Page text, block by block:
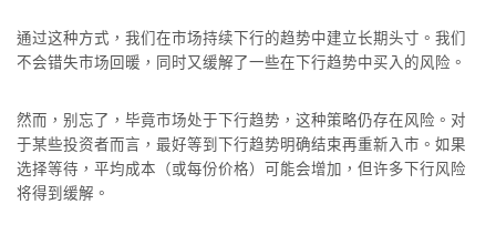
通过这种方式，我们在市场持续下行的趋势中建立长期头寸。我们
不会错失市场回暖，同时又缓解了一些在下行趋势中买入的风险。
然而，别忘了，毕竟市场处于下行趋势，这种策略仍存在风险。对
于某些投资者而言，最好等到下行趋势明确结束再重新入市。如果
选择等待，平均成本（或每份价格）可能会增加，但许多下行风险
将得到缓解。